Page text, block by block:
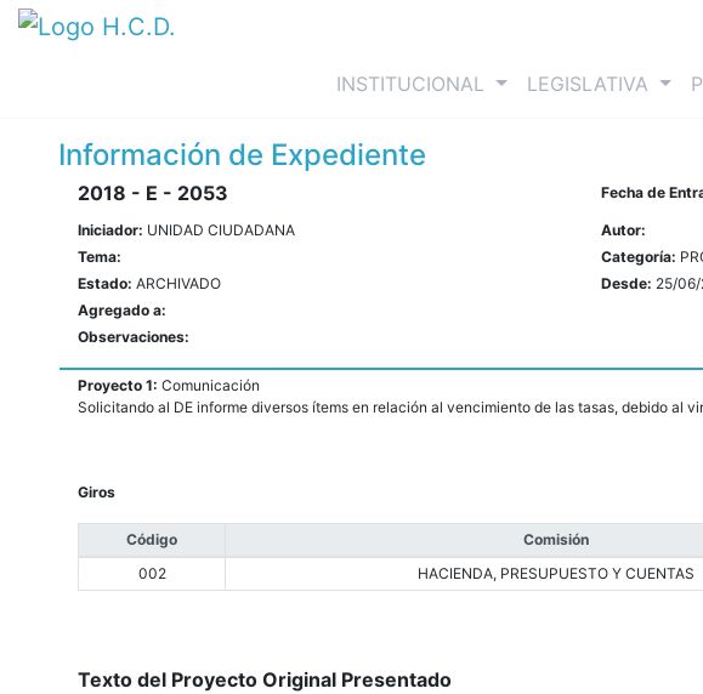
INSTITUCIONAL (current)LEGISLATIVA
Información de Expediente
2018 - E - 2053 Fecha de
Iniciador: UNIDAD CIUDADANA
Autor:
Tema:
Categoría:
Estado: ARCHIVADO Desde: 25/
Agregado a:
Observaciones:
Proyecto 1: Comunicación
Solicitando al DE informe diversos ítems en relación al vencimiento de las tasas, debido al
Giros
Código Comisión
002
HACIENDA, PRESUPUESTO Y CUENTAS
Texto del Proyecto Original Presentado